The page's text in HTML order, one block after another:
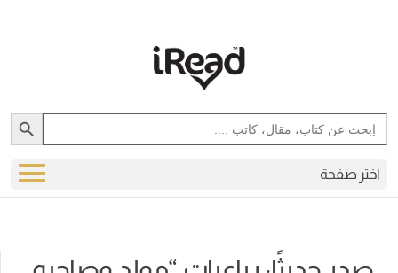
Search
for:
Search Button
اختر صفحة